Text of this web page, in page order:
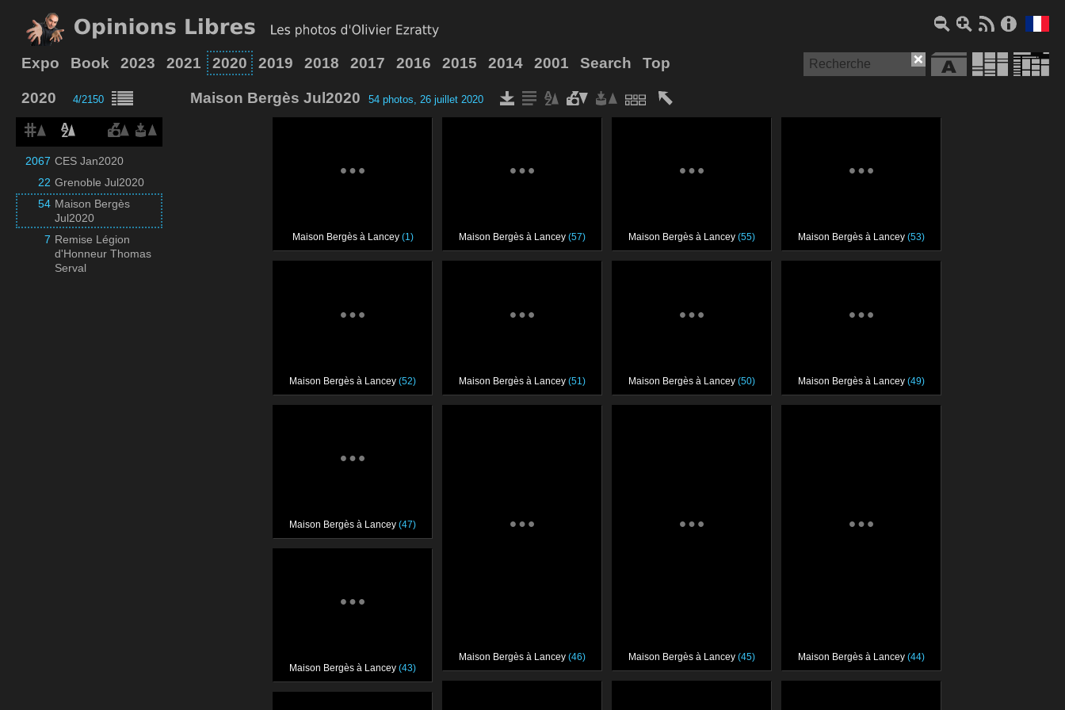
Expo Book 2023 2021 2020 2019 2018 2017 2016 2015 2014 2001 Search Top
2020 4/2150
2067 CES Jan2020
22 Grenoble Jul2020
54 Maison Bergès
Jul2020
7 Remise Légion
d'Honneur Thomas
Serval
Maison Bergès Jul2020 54 photos, 26 juillet 2020
Maison Bergès à Lancey (1) Maison Bergès à Lancey (57) Maison Bergès à Lancey (55) Maison Bergès à Lancey (53)
Maison Bergès à Lancey (52) Maison Bergès à Lancey (51) Maison Bergès à Lancey (50) Maison Bergès à Lancey (49)
Maison Bergès à Lancey (47)
Maison Bergès à Lancey (46) Maison Bergès à Lancey (45) Maison Bergès à Lancey (44)
Maison Bergès à Lancey (43)